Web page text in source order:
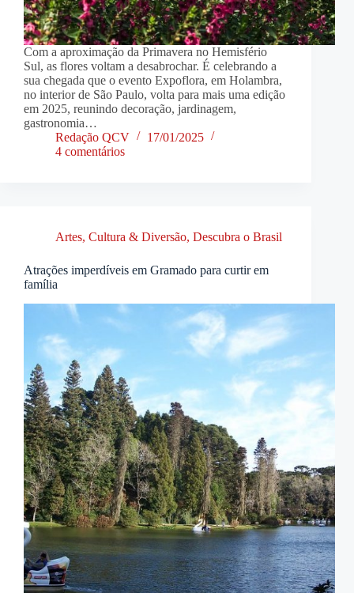
Com a aproximação da Primavera no Hemisfério
Sul, as flores voltam a desabrochar. É celebrando a
sua chegada que o evento Expoflora, em Holambra,
no interior de São Paulo, volta para mais uma edição
em 2025, reunindo decoração, jardinagem,
gastronomia…
Redação QCV
17/01/2025
4 comentários
Artes, Cultura & Diversão, Descubra o Brasil
Atrações imperdíveis em Gramado para curtir em
família